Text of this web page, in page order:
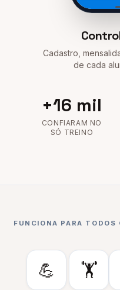
Cadastro,
de cada
+16 mil
CONFIARAM NO
SÓ TREINO
FUNCIONA PARA TODOS
💪 🏋️